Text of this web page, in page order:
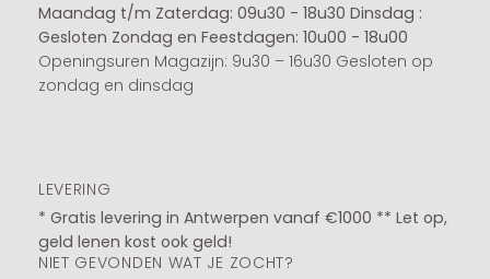
Maandag t/m Zaterdag: 09u30 - 18u30 Dinsdag :
Gesloten Zondag en Feestdagen: 10u00 - 18u00
Openingsuren Magazijn: 9u30 – 16u30 Gesloten op
zondag en dinsdag
LEVERING
* Gratis levering in Antwerpen vanaf €1000 ** Let op,
geld lenen kost ook geld!
NIET GEVONDEN WAT JE ZOCHT?